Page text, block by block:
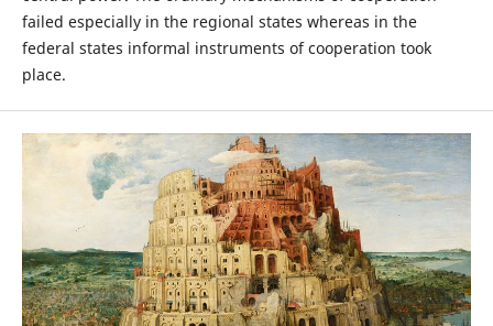
failed especially in the regional states whereas in the
federal states informal instruments of cooperation took
place.